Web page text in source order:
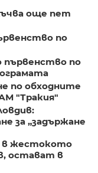
още пет
по
първенство по
по обходните
"Тракия"
за „задържане
в жестокото
остават в